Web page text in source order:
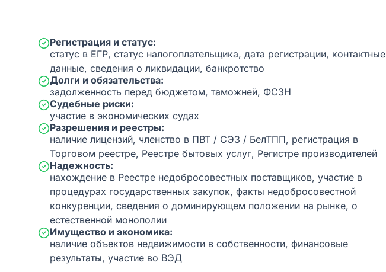
Регистрация и статус:
статус в ЕГР, статус налогоплательщика, дата регистрации, контактные
данные, сведения о ликвидации, банкротство
Долги и обязательства:
задолженность перед бюджетом, таможней, ФСЗН
Судебные риски:
участие в экономических судах
Разрешения и реестры:
наличие лицензий, членство в ПВТ / СЭЗ / БелТПП, регистрация в
Торговом реестре, Реестре бытовых услуг, Регистре производителей
Надежность:
нахождение в Реестре недобросовестных поставщиков, участие в
процедурах государственных закупок, факты недобросовестной
конкуренции, сведения о доминирующем положении на рынке, о
естественной монополии
Имущество и экономика:
наличие объектов недвижимости в собственности, финансовые
результаты, участие во ВЭД